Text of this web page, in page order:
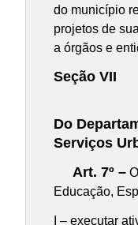
do município
projetos de
a órgãos e
Seção VII
Do
Serviços
Art. 7º –
Educação,
I – executar